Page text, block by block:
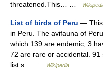
threatened.This… …
List of birds of Peru — This
in Peru. The avifauna of
which 139 are endemic, 3
72 are rare or accidental.
list s… …
Wikipedia